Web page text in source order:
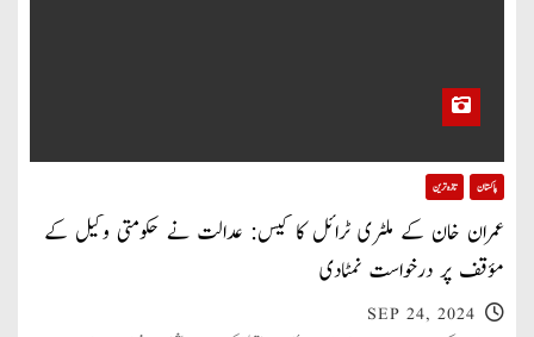
پاکستان تازہ ترین
عمران خان کے ملٹری ٹرائل کا کیس: عدالت نے حکومتی وکیل کے
مؤقف پر درخواست نمٹادی
SEP 24, 2024